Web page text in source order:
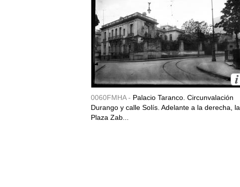
0060FMHA - Palacio Taranco. Circunvalación
Durango y calle Solís. Adelante a la derecha, la
Plaza Zab...